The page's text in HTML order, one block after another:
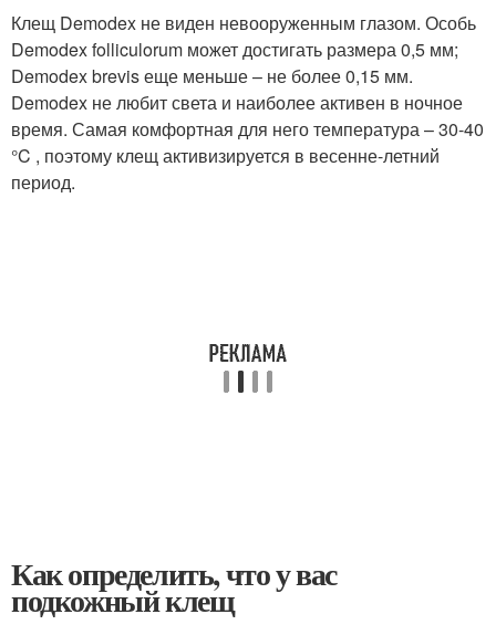
Клещ Demodex не виден невооруженным глазом. Особь
Demodex folliculorum может достигать размера 0,5 мм;
Demodex brevis еще меньше – не более 0,15 мм.
Demodex не любит света и наиболее активен в ночное
время. Самая комфортная для него температура – 30-40
°C , поэтому клещ активизируется в весенне-летний
период.
Как определить, что у вас
подкожный клещ